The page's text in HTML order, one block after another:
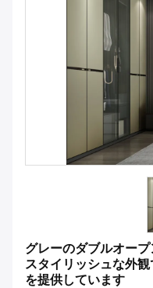
グレーのダブルオー
スタイリッシュな外
を提供しています